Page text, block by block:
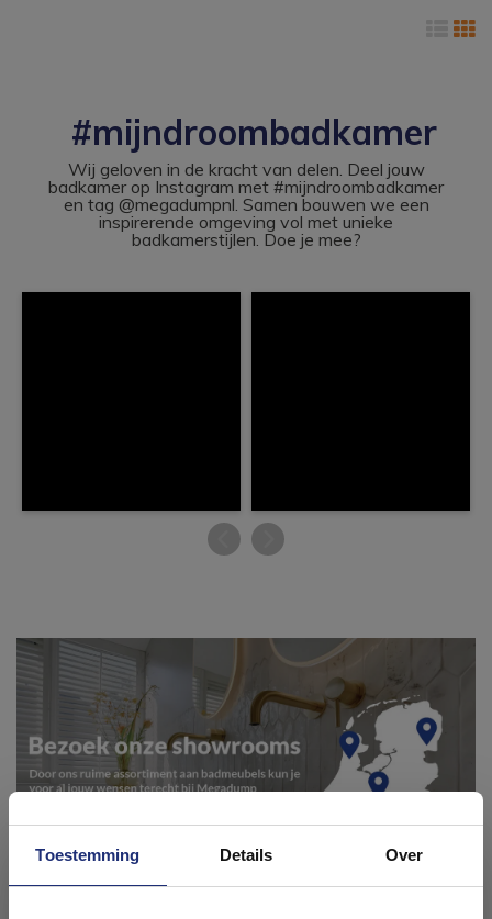
Toestemming Details Over
#mijndroombadkamer
Wij geloven in de kracht van delen. Deel jouw
badkamer op Instagram met #mijndroombadkamer
en tag @megadumpnl. Samen bouwen we een
inspirerende omgeving vol met unieke
badkamerstijlen. Doe je mee?